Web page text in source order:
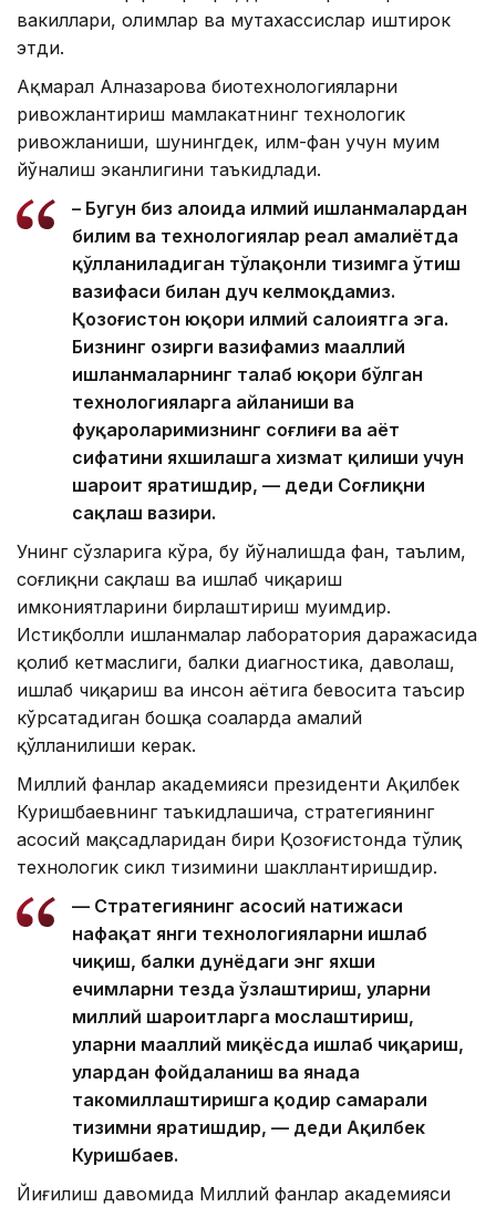
вакиллари, олимлар ва мутахассислар иштирок
этди.
Ақмарал Алназарова биотехнологияларни
ривожлантириш мамлакатнинг технологик
ривожланиши, шунингдек, илм-фан учун муҳим
йўналиш эканлигини таъкидлади.
– Бугун биз алоҳида илмий ишланмалардан
билим ва технологиялар реал амалиётда
қўлланиладиган тўлақонли тизимга ўтиш
вазифаси билан дуч келмоқдамиз.
Қозоғистон юқори илмий салоҳиятга эга.
Бизнинг ҳозирги вазифамиз маҳаллий
ишланмаларнинг талаб юқори бўлган
технологияларга айланиши ва
фуқароларимизнинг соғлиғи ва ҳаёт
сифатини яхшилашга хизмат қилиши учун
шароит яратишдир, — деди Соғлиқни
сақлаш вазири.
Унинг сўзларига кўра, бу йўналишда фан, таълим,
соғлиқни сақлаш ва ишлаб чиқариш
имкониятларини бирлаштириш муҳимдир.
Истиқболли ишланмалар лаборатория даражасида
қолиб кетмаслиги, балки диагностика, даволаш,
ишлаб чиқариш ва инсон ҳаётига бевосита таъсир
кўрсатадиган бошқа соҳаларда амалий
қўлланилиши керак.
Миллий фанлар академияси президенти Ақилбек
Куришбаевнинг таъкидлашича, стратегиянинг
асосий мақсадларидан бири Қозоғистонда тўлиқ
технологик сикл тизимини шакллантиришдир.
— Стратегиянинг асосий натижаси
нафақат янги технологияларни ишлаб
чиқиш, балки дунёдаги энг яхши
ечимларни тезда ўзлаштириш, уларни
миллий шароитларга мослаштириш,
уларни маҳаллий миқёсда ишлаб чиқариш,
улардан фойдаланиш ва янада
такомиллаштиришга қодир самарали
тизимни яратишдир, — деди Ақилбек
Куришбаев.
Йиғилиш давомида Миллий фанлар академияси